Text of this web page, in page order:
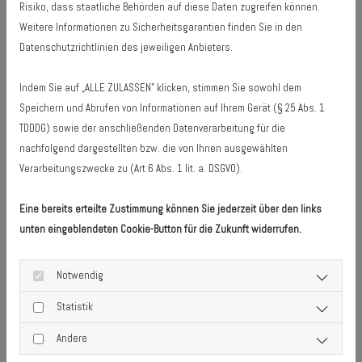
jeder Benutzung durch den Gast desinfiziert
Barzahlungen erfolgen unter Zuhilfenahme einer
Abstand von 1,50 Meter zu den Gästen
Mitarbeiter tragen Mundschutz – jeden Tag neu und
frisch gewaschen
An der Rezeption ist auf Wunsch Gästeseife
erhältlich, da keine Seifenspender auf den Zimmern
ist.
Mitarbeitern
Bei Anzeichen von Erkrankungen sind die Mitarbeiter
verpflichtet dem Gast zur sofortigen Abreise zu
veranlassen
Risiko, dass staatliche Behörden auf diese Daten zugreifen können.
Weitere Informationen zu Sicherheitsgarantien finden Sie in den
Datenschutzrichtlinien des jeweiligen Anbieters.
Indem Sie auf „ALLE ZULASSEN" klicken, stimmen Sie sowohl dem
Speichern und Abrufen von Informationen auf Ihrem Gerät (§ 25 Abs. 1
TDDDG) sowie der anschließenden Datenverarbeitung für die
nachfolgend dargestellten bzw. die von Ihnen ausgewählten
Verarbeitungszwecke zu (Art 6 Abs. 1 lit. a. DSGVO).
Eine bereits erteilte Zustimmung können Sie jederzeit über den links
unten eingeblendeten Cookie-Button für die Zukunft widerrufen.
Notwendig
Statistik
Andere